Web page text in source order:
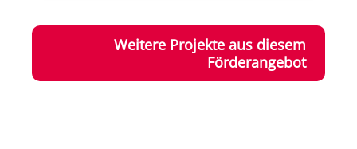
Weitere Projekte aus diesem
Förderangebot